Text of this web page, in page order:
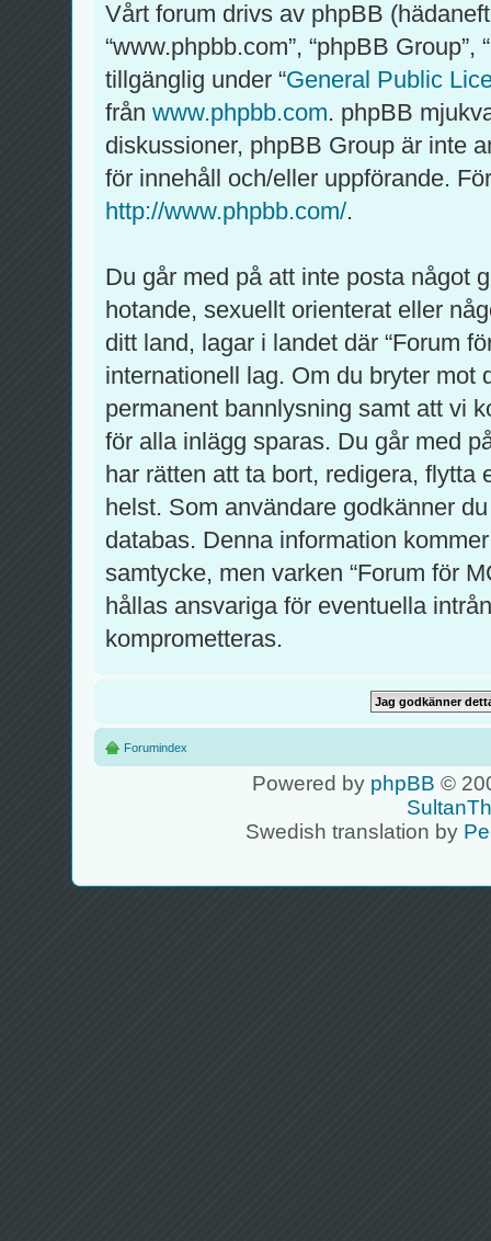
Vårt forum drivs av phpBB
“www.phpbb.com”, “phpBB
tillgänglig under “General Public
från www.phpbb.com. phpBB
diskussioner, phpBB Group är inte
för innehåll och/eller uppförande.
http://www.phpbb.com/.
Du går med på att inte posta något
hotande, sexuellt orienterat eller
ditt land, lagar i landet där “Forum
internationell lag. Om du bryter mot
permanent bannlysning samt att vi
för alla inlägg sparas. Du går med
har rätten att ta bort, redigera, flytta
helst. Som användare godkänner
databas. Denna information
samtycke, men varken “Forum för
hållas ansvariga för eventuella
komprometteras.
Forumindex
Powered by phpBB ©
Swedish translation by